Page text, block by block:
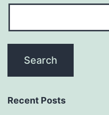
Recent Posts